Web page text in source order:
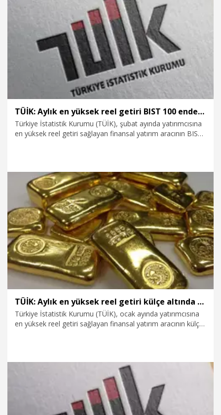
Ekonomi
TÜİK: Aylık en yüksek reel getiri BIST 100 endeksinde oldu
Türkiye İstatistik Kurumu (TÜİK), şubat ayında yatırımcısına
en yüksek reel getiri sağlayan finansal yatırım aracının BIST
9.03.2026 Ekonomi
TÜİK: Aylık en yüksek reel getiri külçe altında oldu
Türkiye İstatistik Kurumu (TÜİK), ocak ayında yatırımcısına
en yüksek reel getiri sağlayan finansal yatırım aracının külçe
Ekonomi